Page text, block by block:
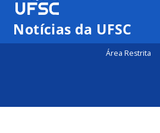
Notícias da UFSC
Área Restrita